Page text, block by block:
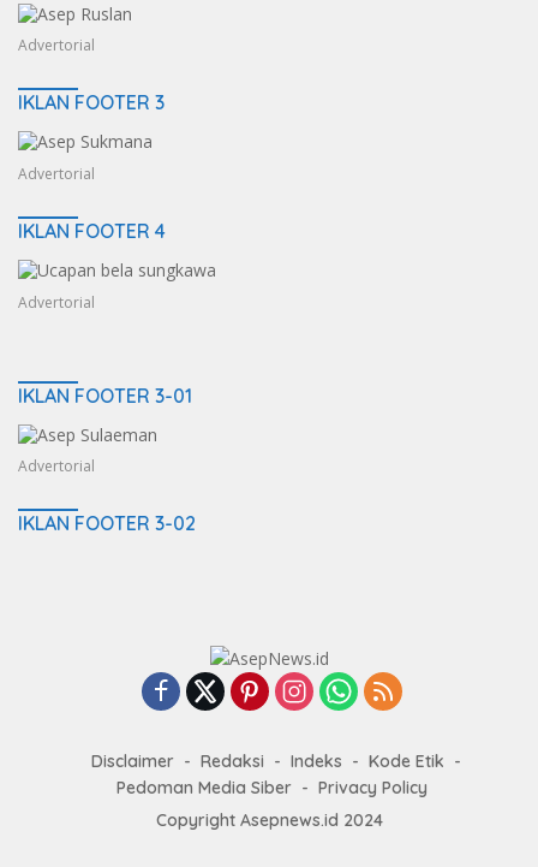
Advertorial
IKLAN FOOTER 3
Advertorial
IKLAN FOOTER 4
Advertorial
IKLAN FOOTER 3-01
Advertorial
IKLAN FOOTER 3-02
Disclaimer Redaksi Indeks
Kode Etik
Pedoman Media Siber
Privacy Policy
Copyright Asepnews.id 2024